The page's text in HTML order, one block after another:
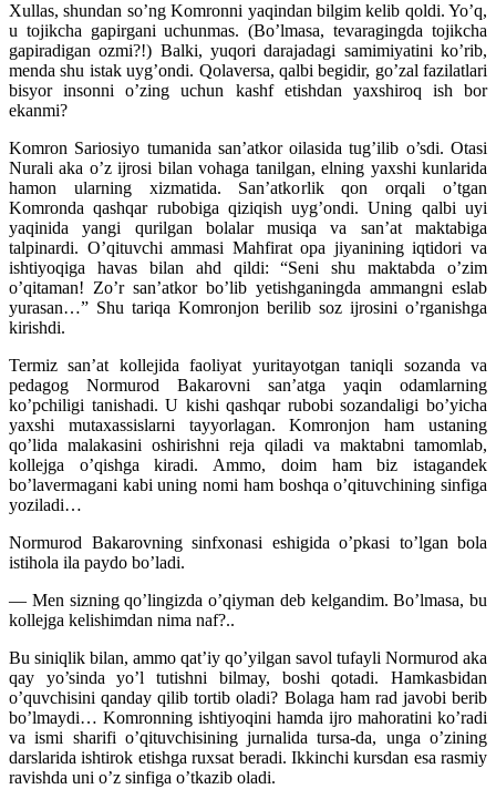
Xullas, shundan so’ng Komronni yaqindan bilgim kelib qoldi. Yo’q,
u tojikcha gapirgani uchunmas. (Bo’lmasa, tevaragingda tojikcha
gapiradigan ozmi?!) Balki, yuqori darajadagi samimiyatini ko’rib,
menda shu istak uyg’ondi. Qolaversa, qalbi begidir, go’zal fazilatlari
bisyor insonni o’zing uchun kashf etishdan yaxshiroq ish bor
ekanmi?
Komron Sariosiyo tumanida san’atkor oilasida tug’ilib o’sdi. Otasi
Nurali aka o’z ijrosi bilan vohaga tanilgan, elning yaxshi kunlarida
hamon ularning xizmatida. San’atkorlik qon orqali o’tgan
Komronda qashqar rubobiga qiziqish uyg’ondi. Uning qalbi uyi
yaqinida yangi qurilgan bolalar musiqa va san’at maktabiga
talpinardi. O’qituvchi ammasi Mahfirat opa jiyanining iqtidori va
ishtiyoqiga havas bilan ahd qildi: “Seni shu maktabda o’zim
o’qitaman! Zo’r san’atkor bo’lib yetishganingda ammangni eslab
yurasan…” Shu tariqa Komronjon berilib soz ijrosini o’rganishga
kirishdi.
Termiz san’at kollejida faoliyat yuritayotgan taniqli sozanda va
pedagog Normurod Bakarovni san’atga yaqin odamlarning
ko’pchiligi tanishadi. U kishi qashqar rubobi sozandaligi bo’yicha
yaxshi mutaxassislarni tayyorlagan. Komronjon ham ustaning
qo’lida malakasini oshirishni reja qiladi va maktabni tamomlab,
kollejga o’qishga kiradi. Ammo, doim ham biz istagandek
bo’lavermagani kabi uning nomi ham boshqa o’qituvchining sinfiga
yoziladi…
Normurod Bakarovning sinfxonasi eshigida o’pkasi to’lgan bola
istihola ila paydo bo’ladi.
— Men sizning qo’lingizda o’qiyman deb kelgandim. Bo’lmasa, bu
kollejga kelishimdan nima naf?..
Bu siniqlik bilan, ammo qat’iy qo’yilgan savol tufayli Normurod aka
qay yo’sinda yo’l tutishni bilmay, boshi qotadi. Hamkasbidan
o’quvchisini qanday qilib tortib oladi? Bolaga ham rad javobi berib
bo’lmaydi… Komronning ishtiyoqini hamda ijro mahoratini ko’radi
va ismi sharifi o’qituvchisining jurnalida tursa-da, unga o’zining
darslarida ishtirok etishga ruxsat beradi. Ikkinchi kursdan esa rasmiy
ravishda uni o’z sinfiga o’tkazib oladi.